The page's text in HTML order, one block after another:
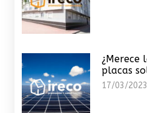
¿Merece
placas
17/03/2023